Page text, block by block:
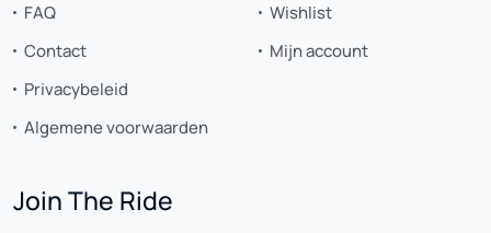
FAQ
Contact
Privacybeleid
Algemene voorwaarden
Wishlist
Mijn account
Join The Ride